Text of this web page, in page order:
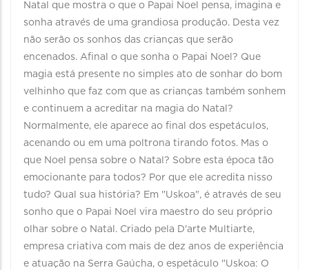
Natal que mostra o que o Papai Noel pensa, imagina e
sonha através de uma grandiosa produção. Desta vez
não serão os sonhos das crianças que serão
encenados. Afinal o que sonha o Papai Noel? Que
magia está presente no simples ato de sonhar do bom
velhinho que faz com que as crianças também sonhem
e continuem a acreditar na magia do Natal?
Normalmente, ele aparece ao final dos espetáculos,
acenando ou em uma poltrona tirando fotos. Mas o
que Noel pensa sobre o Natal? Sobre esta época tão
emocionante para todos? Por que ele acredita nisso
tudo? Qual sua história? Em "Uskoa", é através de seu
sonho que o Papai Noel vira maestro do seu próprio
olhar sobre o Natal. Criado pela D'arte Multiarte,
empresa criativa com mais de dez anos de experiência
e atuação na Serra Gaúcha, o espetáculo "Uskoa: O